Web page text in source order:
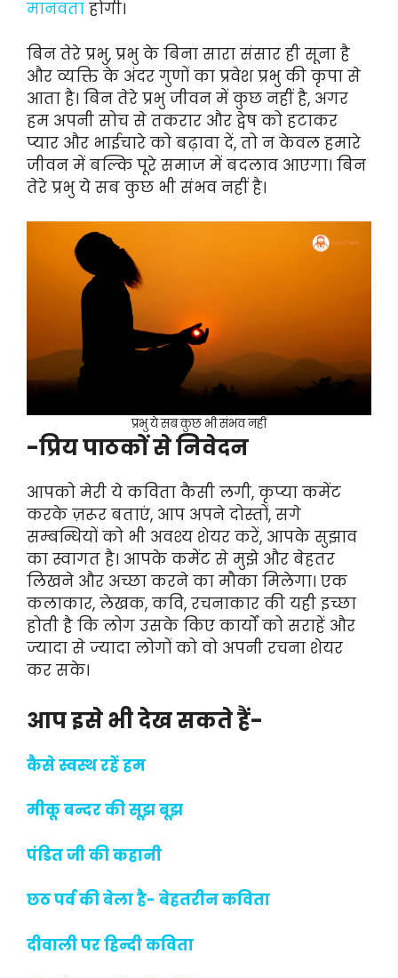
मानवता होगी।
बिन तेरे प्रभु, प्रभु के बिना सारा संसार ही सूना है
और व्यक्ति के अंदर गुणों का प्रवेश प्रभु की कृपा से
आता है। बिन तेरे प्रभु जीवन में कुछ नहीं है, अगर
हम अपनी सोच से तकरार और द्वेष को हटाकर
प्यार और भाईचारे को बढ़ावा दें, तो न केवल हमारे
जीवन में बल्कि पूरे समाज में बदलाव आएगा। बिन
तेरे प्रभु ये सब कुछ भी संभव नहीं है।
प्रभु ये सब कुछ भी संभव नहीं
-प्रिय पाठकों से निवेदन
आपको मेरी ये कविता कैसी लगी, कृप्या कमेंट
करके ज़रूर बताएं, आप अपने दोस्तों, सगे
सम्बन्धियों को भी अवश्य शेयर करें, आपके सुझाव
का स्वागत है। आपके कमेंट से मुझे और बेहतर
लिखने और अच्छा करने का मौका मिलेगा। एक
कलाकार, लेखक, कवि, रचनाकार की यही इच्छा
होती है कि लोग उसके किए कार्यों को सराहें और
ज्यादा से ज्यादा लोगों को वो अपनी रचना शेयर
कर सके।
आप इसे भी देख सकते हैं-
कैसे स्वस्थ रहें हम
मीकू बन्दर की सूझ बूझ
पंडित जी की कहानी
छठ पर्व की बेला है- बेहतरीन कविता
दीवाली पर हिन्दी कविता